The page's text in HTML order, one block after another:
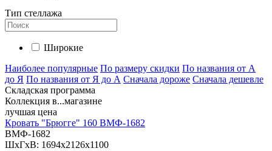
Тип стеллажа
Широкие
Наиболее популярные По размеру скидки По названия от А
до Я По названия от Я до А Сначала дороже Сначала дешевле
Складская программа
Коллекция в...магазине
лучшая цена
Кровать "Брюгге" 160 ВМФ-1682
ВМФ-1682
ШхГхВ: 1694х2126х1100